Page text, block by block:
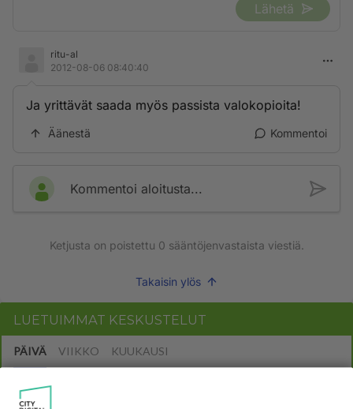
Lähetä
ritu-al
2012-08-06 08:40:40
Ja yrittävät saada myös passista valokopioita!
Äänestä Kommentoi
Kommentoi aloitusta...
Ketjusta on poistettu 0 sääntöjenvastaista viestiä.
Takaisin ylös
LUETUIMMAT KESKUSTELUT
PÄIVÄ VIIKKO KUUKAUSI
kenen näköinen
kaivattusi on ?